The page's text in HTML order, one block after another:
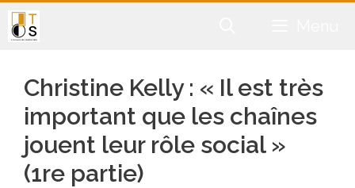
Aller
au
Christine Kelly : « Il est très
important que les chaînes
jouent leur rôle social »
(1re partie)